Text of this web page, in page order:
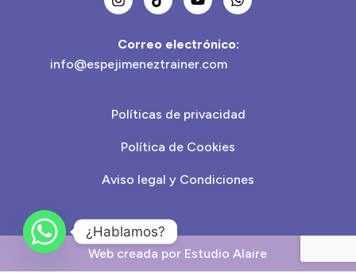
Correo electrónico:
info@espejimeneztrainer.com
Políticas de privacidad
Política de Cookies
Aviso legal y Condiciones
Web creada por Estudio Alaire
¿Hablamos?